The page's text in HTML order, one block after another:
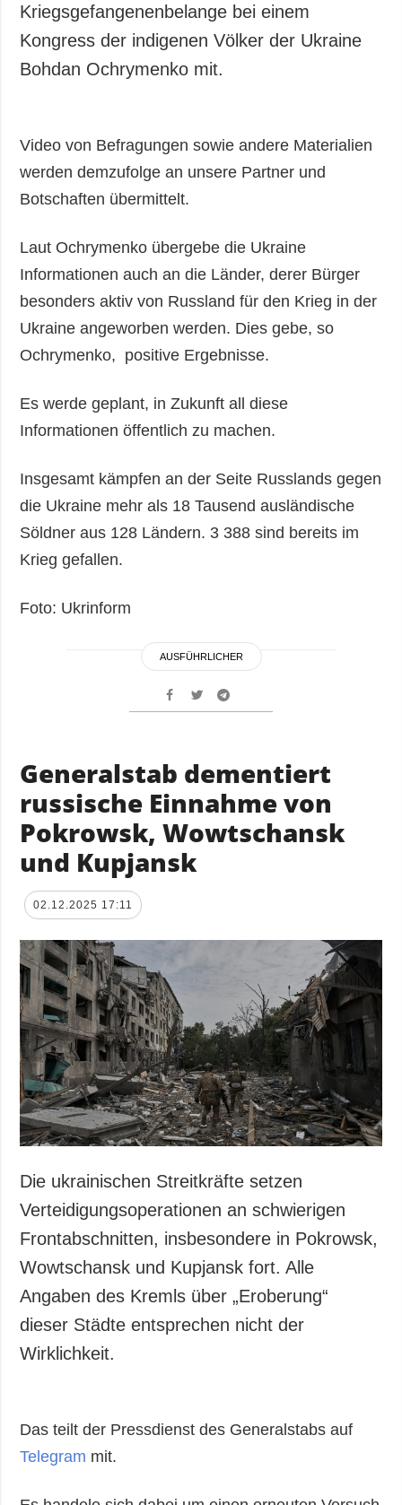
Kriegsgefangenenbelange bei einem
Kongress der indigenen Völker der Ukraine
Bohdan Ochrymenko mit.
Video von Befragungen sowie andere Materialien
werden demzufolge an unsere Partner und
Botschaften übermittelt.
Laut Ochrymenko übergebe die Ukraine
Informationen auch an die Länder, derer Bürger
besonders aktiv von Russland für den Krieg in der
Ukraine angeworben werden. Dies gebe, so
Ochrymenko, positive Ergebnisse.
Es werde geplant, in Zukunft all diese
Informationen öffentlich zu machen.
Insgesamt kämpfen an der Seite Russlands gegen
die Ukraine mehr als 18 Tausend ausländische
Söldner aus 128 Ländern. 3 388 sind bereits im
Krieg gefallen.
Foto: Ukrinform
AUSFÜHRLICHER
Generalstab dementiert
russische Einnahme von
Pokrowsk, Wowtschansk
und Kupjansk
02.12.2025 17:11
Die ukrainischen Streitkräfte setzen
Verteidigungsoperationen an schwierigen
Frontabschnitten, insbesondere in Pokrowsk,
Wowtschansk und Kupjansk fort. Alle
Angaben des Kremls über „Eroberung“
dieser Städte entsprechen nicht der
Wirklichkeit.
Das teilt der Pressdienst des Generalstabs auf
Telegram mit.